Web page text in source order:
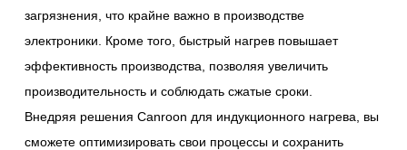
загрязнения, что крайне важно в производстве
электроники. Кроме того, быстрый нагрев повышает
эффективность производства, позволяя увеличить
производительность и соблюдать сжатые сроки.
Внедряя решения Canroon для индукционного нагрева, вы
сможете оптимизировать свои процессы и сохранить